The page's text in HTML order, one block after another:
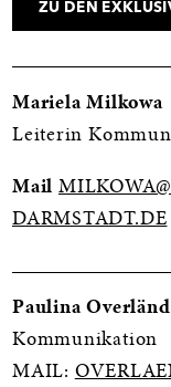
ZU DEN
Mariela Milkowa
Leiterin
Mail
DARMSTADT.DE
Paulina
Kommunikation
MAIL: